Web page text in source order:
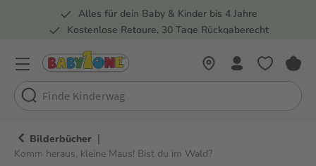
Zur Hauptnavigation springen
Alles für dein Baby & Kinder bis 4 Jahre
Kostenlose Retoure, 30 Tage Rückgaberecht
Bilderbücher |
Komm heraus, kleine Maus! Bist du im Wald?